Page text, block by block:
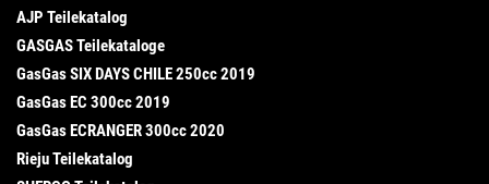
AJP Teilekatalog
GASGAS Teilekataloge
GasGas SIX DAYS CHILE 250cc 2019
GasGas EC 300cc 2019
GasGas ECRANGER 300cc 2020
Rieju Teilekatalog